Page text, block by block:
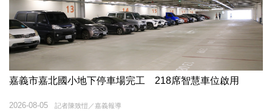
嘉義市嘉北國小地下停車場完工 218席智慧車位啟用
記者陳致愷／嘉義報導
2026-08-05